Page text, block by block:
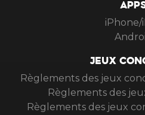
iPhone/
JEUX
Règlements des jeux
Règlements des
Règlements des jeux